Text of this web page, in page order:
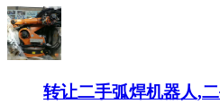
转让二手弧焊机器人,